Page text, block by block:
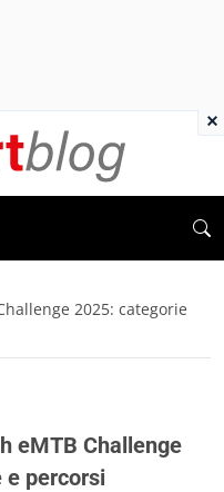
2025: categorie
eMTB Challenge
e percorsi
×